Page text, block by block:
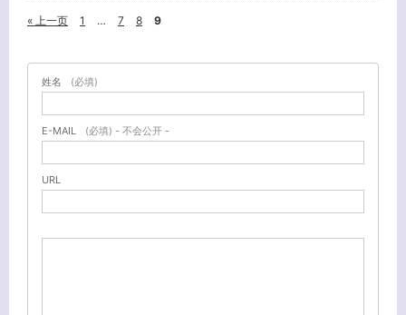
« 上一页 1 … 7 8 9
姓名 (必填)
E-MAIL (必填) - 不会公开 -
URL